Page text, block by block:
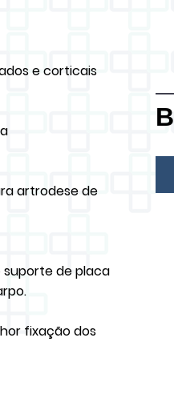
e corticais
artrodese de
suporte de placa
fixação dos